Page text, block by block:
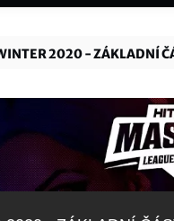
2020 - ZÁKLADNÍ